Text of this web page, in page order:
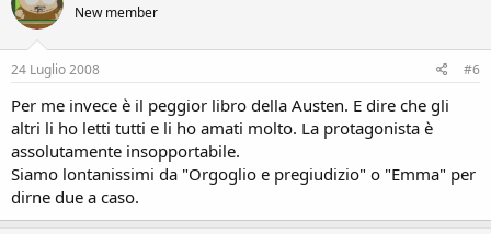
New member
24 Luglio 2008 #6
Per me invece è il peggior libro della Austen. E dire che gli
altri li ho letti tutti e li ho amati molto. La protagonista è
assolutamente insopportabile.
Siamo lontanissimi da "Orgoglio e pregiudizio" o "Emma" per
dirne due a caso.